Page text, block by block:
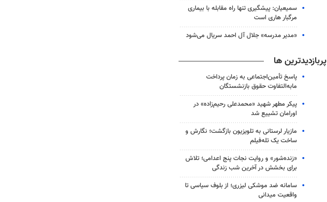
سمیعیان: پیشگیری تنها راه مقابله با بیماری
مرگبار هاری است
«مدیر مدرسه» جلال آل احمد سریال می‌شود
پربازدیدترین ها
پاسخ تأمین‌اجتماعی به زمان پرداخت
مابه‌التفاوت حقوق بازنشستگان
پیکر مطهر شهید «محمدعلی رحیم‌زاده» در
اورامان تشییع شد
مازیار لرستانی به تلویزیون بازگشت؛ نگارش و
ساخت یک تله‌فیلم
«زنده‌شور» و روایت نجات پنج اعدامی؛ تلاش
برای بخشش در آخرین شب زندگی
سامانه ضد موشکی لیزری؛ از بلوف سیاسی تا
واقعیت میدانی